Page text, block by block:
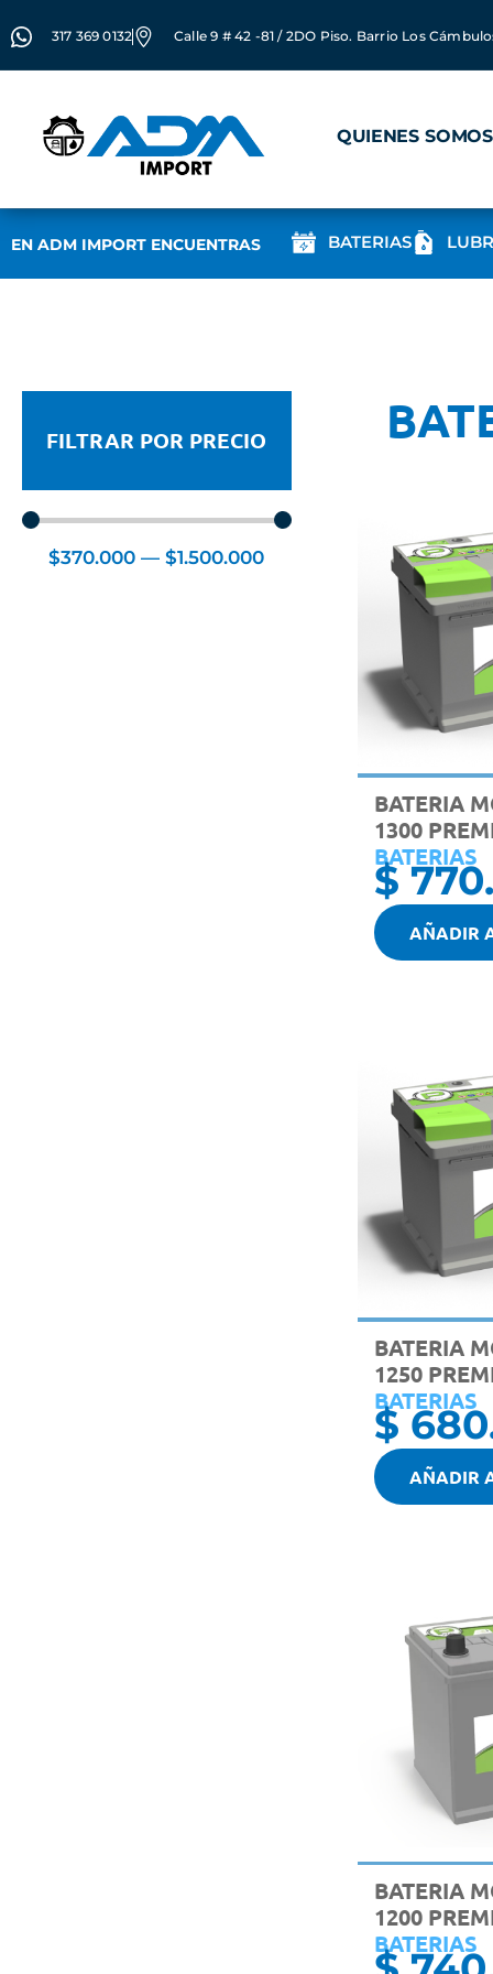
317 369 0132 Calle 9 # 42 -81 / 2DO Piso. Barrio Los
QUIENES SOMOS
EN ADM IMPORT ENCUENTRAS BATERIAS
FILTRAR POR PRECIO
$370.000 —$1.500.000
BATERIA
1300
BATERIAS
$
AÑADIR
BATERIA
1250
BATERIAS
$
AÑADIR
BATERIA
1200
BATERIAS